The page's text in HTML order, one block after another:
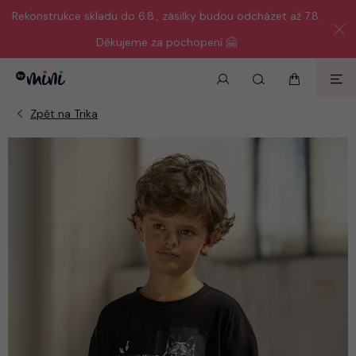
Rekonstrukce skladu do 6.8., zásilky budou odcházet až 7.8.
Děkujeme za pochopení 🤗